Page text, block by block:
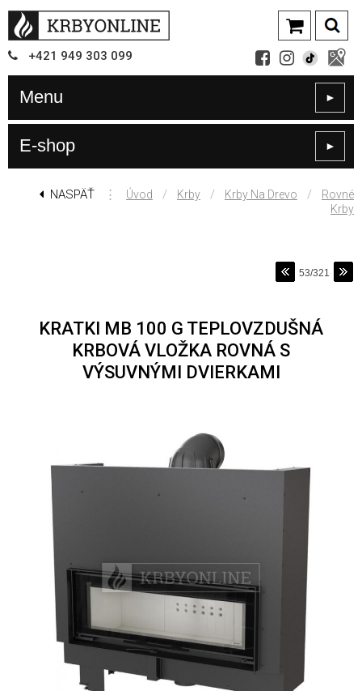
+421 949 303 099
Menu ►
E-shop ►
NASPÄŤ ⋮ Úvod / Krby / Krby Na Drevo /
Rovné
Krby
53/321
KRATKI MB 100 G TEPLOVZDUŠNÁ
KRBOVÁ VLOŽKA ROVNÁ S
VÝSUVNÝMI DVIERKAMI